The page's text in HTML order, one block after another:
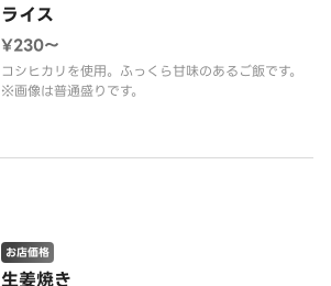
ライス
¥230〜
コシヒカリを使用。ふっくら甘味のあるご飯です。
※画像は普通盛りです。
生姜焼き
お店価格